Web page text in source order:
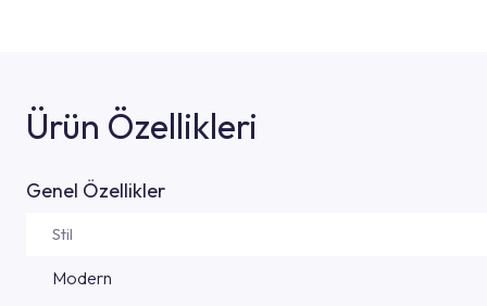
Ürün Özellikleri
Genel Özellikler
Stil
Modern